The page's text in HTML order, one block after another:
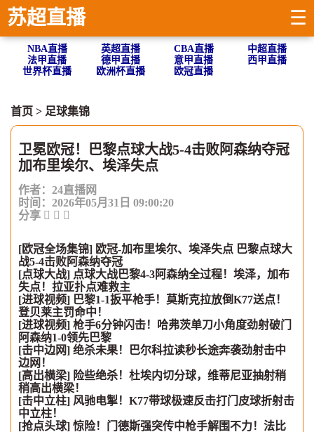
苏超直播 ☰
NBA直播 英超直播 CBA直播
中超直播
法甲直播
德甲直播 意甲直播
西甲直播
世界杯直播
欧洲杯直播 欧冠直播
首页 > 足球集锦
卫冕欧冠！巴黎点球大战5-4击败阿森纳夺冠
加布里埃尔、埃泽失点
作者：24直播网
时间：2026年05月31日 09:00:20
分享
[欧冠全场集锦] 欧冠-加布里埃尔、埃泽失点 巴黎点球大
战5-4击败阿森纳夺冠
[点球大战] 点球大战巴黎4-3阿森纳全过程！埃泽，加布
失点！拉亚扑点难救主
[进球视频] 巴黎1-1扳平枪手！莫斯克拉放倒K77送点！
登贝莱主罚命中！
[进球视频] 枪手6分钟闪击！哈弗茨单刀小角度劲射破门
阿森纳1-0领先巴黎
[击中边网] 绝杀未果！巴尔科拉读秒长途奔袭劲射击中
边网！
[高出横梁] 险些绝杀！杜埃内切分球，维蒂尼亚抽射稍
稍高出横梁！
[击中立柱] 风驰电掣！K77带球极速反击打门皮球折射击
中立柱！
[抢点头球] 惊险！门德斯强突传中枪手解围不力！法比